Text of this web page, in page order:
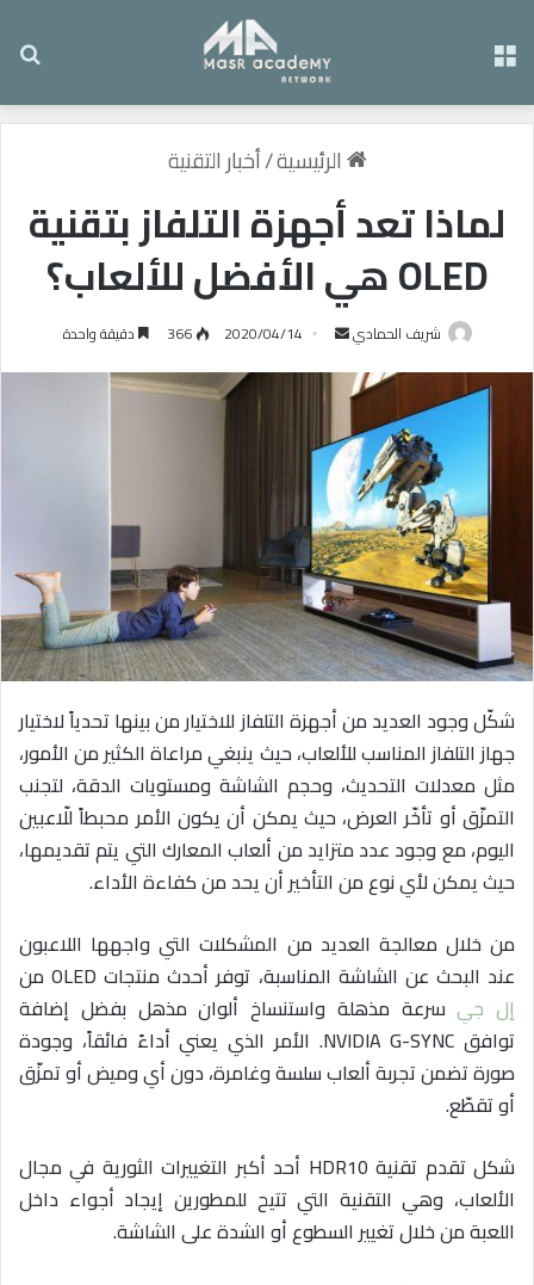
الرئيسية/أخبار التقنية
لماذا تعد أجهزة التلفاز بتقنية
OLED هي الأفضل للألعاب؟
شريف الحمادي
س
ب
ر
ي
د
ا
إ
ل
ك
ت
ر
و
ن
ي
ا
2020/04/14
366 دقيقة واحدة
شكّل وجود العديد من أجهزة التلفاز للاختيار من بينها تحدياً لاختيار
جهاز التلفاز المناسب للألعاب، حيث ينبغي مراعاة الكثير من الأمور،
مثل معدلات التحديث، وحجم الشاشة ومستويات الدقة، لتجنب
التمزّق أو تأخّر العرض، حيث يمكن أن يكون الأمر محبطاً للّاعبين
اليوم، مع وجود عدد متزايد من ألعاب المعارك التي يتم تقديمها،
حيث يمكن لأي نوع من التأخير أن يحد من كفاءة الأداء.
من خلال معالجة العديد من المشكلات التي واجهها اللاعبون
عند البحث عن الشاشة المناسبة، توفر أحدث منتجات OLED من
إل جيسرعة مذهلة واستنساخ ألوان مذهل بفضل إضافة
توافق NVIDIA G-SYNC. الأمر الذي يعني أداءً فائقاً، وجودة
صورة تضمن تجربة ألعاب سلسة وغامرة، دون أي وميض أو تمزّق
أو تقطّع.
شكل تقدم تقنية HDR10 أحد أكبر التغييرات الثورية في مجال
الألعاب، وهي التقنية التي تتيح للمطورين إيجاد أجواء داخل
اللعبة من خلال تغيير السطوع أو الشدة على الشاشة.